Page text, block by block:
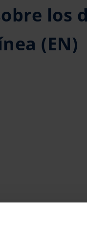
los
(EN)